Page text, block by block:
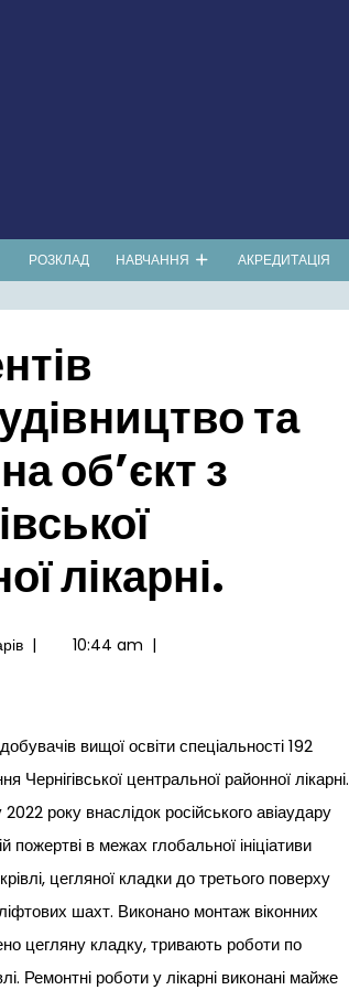
РОЗКЛАД НАВЧАННЯ АКРЕДИТАЦІЯ
та
об’єкт з
лікарні.
| 10:44 am |
Чернігівської центральної районної лікарні.
року внаслідок російського авіаудару
в межах глобальної ініціативи
цегляної кладки до третього поверху
шахт. Виконано монтаж віконних
цегляну кладку, тривають роботи по
Ремонтні роботи у лікарні виконані майже